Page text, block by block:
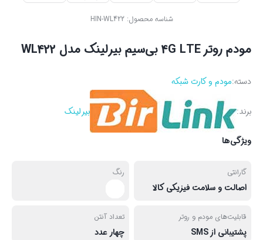
شناسه محصول:HIN-WL422
مودم روتر 4G LTE بی‌سیم بیرلینک مدل WL422
دسته:مودم و کارت شبکه
برند: بیرلینک
ویژگی‌ها
گارانتی
اصالت و سلامت فیزیکی کالا
رنگ
قابلیت‌های مودم و روتر
پشتیبانی از SMS
تعداد آنتن
چهار عدد